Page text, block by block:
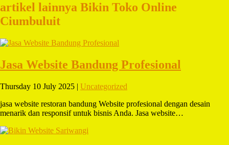
artikel lainnya Bikin Toko Online
Ciumbuluit
Jasa Website Bandung Profesional
Thursday 10 July 2025 | Uncategorized
jasa website restoran bandung Website profesional dengan desain
menarik dan responsif untuk bisnis Anda. Jasa website…